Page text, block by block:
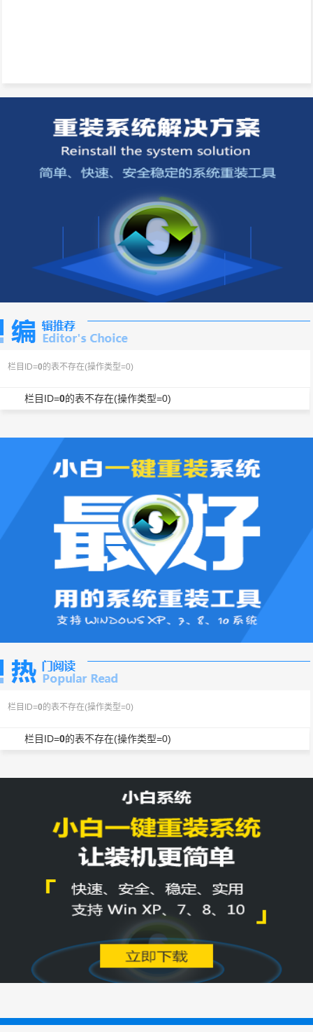
栏目ID=0的表不存在(操作类型=0)
栏目ID=0的表不存在(操作类型=0)
栏目ID=0的表不存在(操作类型=0)
栏目ID=0的表不存在(操作类型=0)